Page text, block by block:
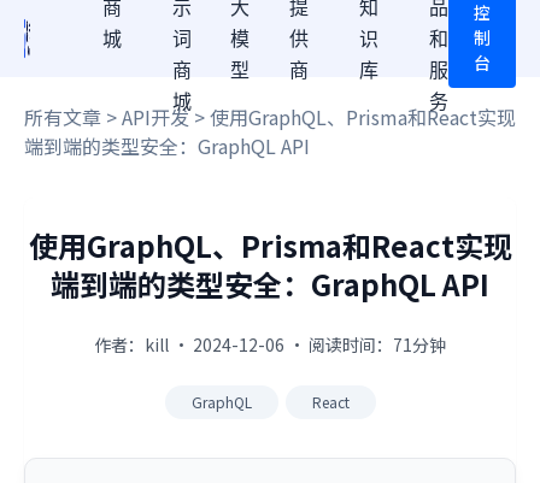
商
城
示
词
商
城
大
模
型
提
供
商
知
识
库
品
和
服
务
控
制
台
所有文章 >API开发> 使用GraphQL、Prisma和React实现
端到端的类型安全：GraphQL API
使用GraphQL、Prisma和React实现
端到端的类型安全：GraphQL API
作者：kill · 2024-12-06 · 阅读时间：71分钟
GraphQL React